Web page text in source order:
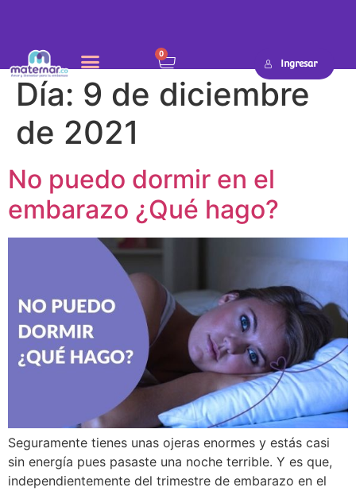
0
Ingresar
Día: 9 de diciembre
de 2021
No puedo dormir en el
embarazo ¿Qué hago?
Seguramente tienes unas ojeras enormes y estás casi
sin energía pues pasaste una noche terrible. Y es que,
independientemente del trimestre de embarazo en el